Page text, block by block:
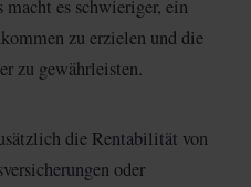
macht es schwieriger, ein
zu erzielen und die
zu gewährleisten.
die Rentabilität von
oder